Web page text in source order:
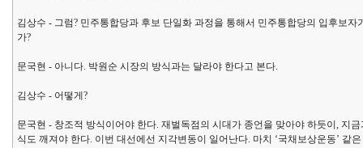
김상수 - 그럼? 민주통합당과 후보 단일화 과정을 통해서 민주통합당의 입후보
가?
문국현 - 아니다. 박원순 시장의 방식과는 달라야 한다고 본다.
김상수 - 어떻게?
문국현 - 창조적 방식이어야 한다. 재벌독점의 시대가 종언을 맞아야 하듯이, 지
식도 깨져야 한다. 이번 대선에선 지각변동이 일어난다. 마치 ‘국채보상운동’ 같